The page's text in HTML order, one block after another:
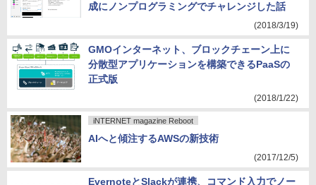
成にノンプログラミングでチャレンジした話
(2018/3/19)
GMOインターネット、ブロックチェーン上に
分散型アプリケーションを構築できるPaaSの
正式版
(2018/1/22)
iNTERNET magazine Reboot
AIへと傾注するAWSの新技術
(2017/12/5)
EvernoteとSlackが連携、コマンド入力でノー